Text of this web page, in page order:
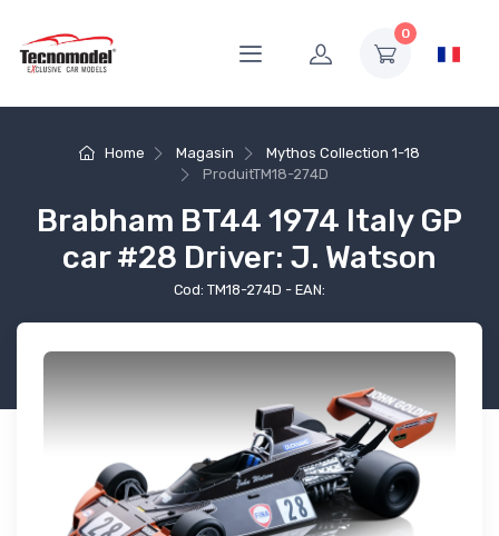
0
Home Magasin
Mythos Collection 1-18
ProduitTM18-274D
Brabham BT44 1974 Italy GP
car #28 Driver: J. Watson
Cod: TM18-274D - EAN: